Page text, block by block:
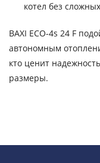
котел без
BAXI ECO-4s 24 F
автономным
кто ценит
размеры.